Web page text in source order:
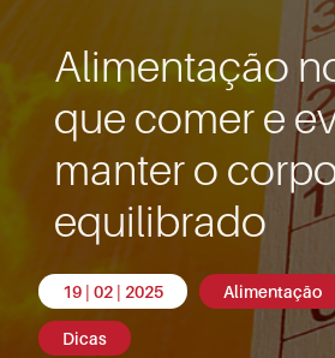
Alimentação
que comer e
manter o
equilibrado
19 | 02 | 2025 Alimentação
Dicas